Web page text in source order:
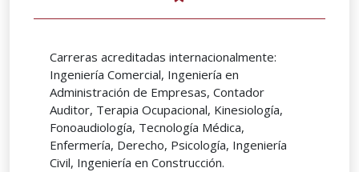
Carreras acreditadas internacionalmente:
Ingeniería Comercial, Ingeniería en
Administración de Empresas, Contador
Auditor, Terapia Ocupacional, Kinesiología,
Fonoaudiología, Tecnología Médica,
Enfermería, Derecho, Psicología, Ingeniería
Civil, Ingeniería en Construcción.